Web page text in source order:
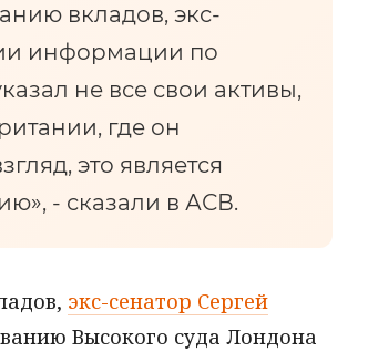
вкладов, экс-
информации по
не все свои активы,
где он
это является
- сказали в АСВ.
экс-сенатор Сергей
Высокого суда Лондона